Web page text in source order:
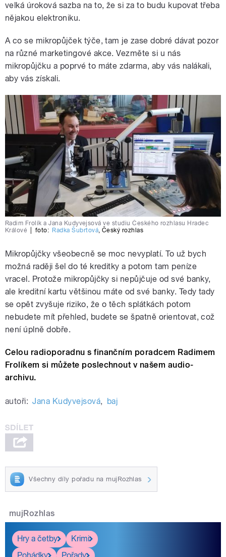
velká úroková sazba na to, že si za to budu kupovat třeba
nějakou elektroniku.
A co se mikropůjček týče, tam je zase dobré dávat pozor
na různé marketingové akce. Vezměte si u nás
mikropůjčku a poprvé to máte zdarma, aby vás nalákali,
aby vás získali.
Radim Frolík a Jana Kudyvejsová ve studiu Českého rozhlasu Hradec
Králové
foto: Radka Šubrtová, Český rozhlas
Mikropůjčky všeobecně se moc nevyplatí. To už bych
možná raději šel do té kreditky a potom tam peníze
vracel. Protože mikropůjčky si nepůjčuje od své banky,
ale kreditní kartu většinou máte od své banky. Tedy tady
se opět zvyšuje riziko, že o těch splátkách potom
nebudete mít přehled, budete se špatně orientovat, což
není úplně dobře.
Celou radioporadnu s finančním poradcem Radimem
Frolíkem si můžete poslechnout v našem audio-
archivu.
autoři: Jana Kudyvejsová, baj
Všechny díly pořadu na mujRozhlas
mujRozhlas
Hry a četby
Krimi